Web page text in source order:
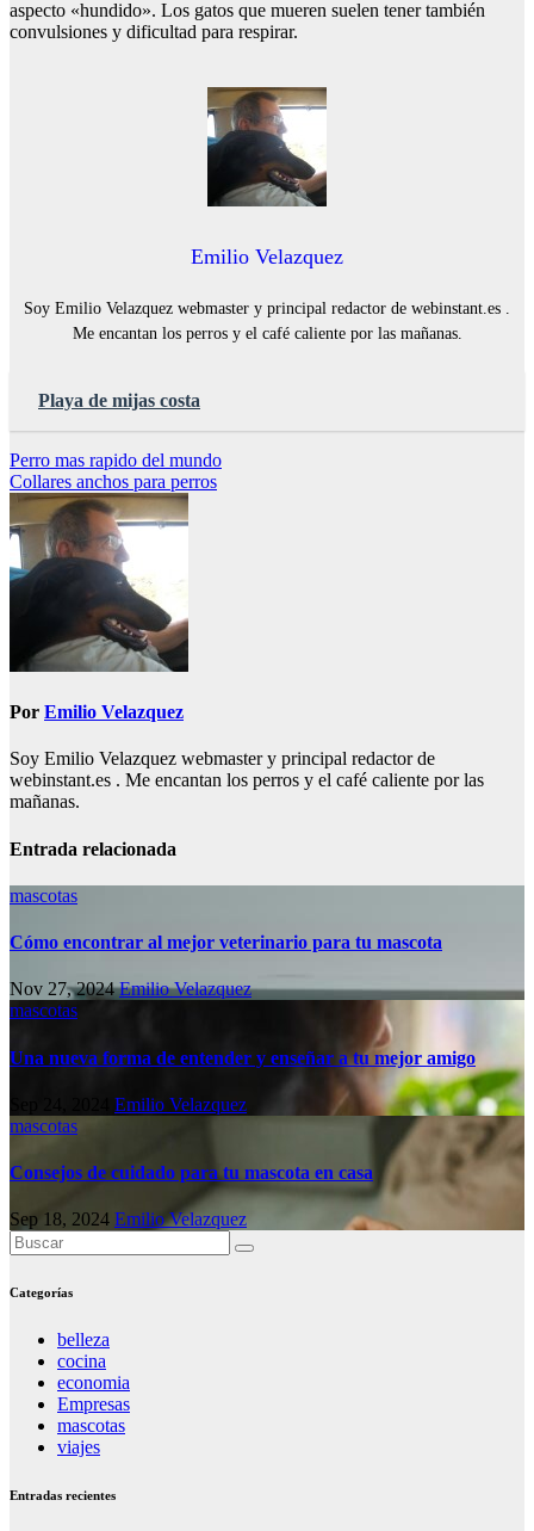
aspecto «hundido». Los gatos que mueren suelen tener también
convulsiones y dificultad para respirar.
Emilio Velazquez
Soy Emilio Velazquez webmaster y principal redactor de webinstant.es .
Me encantan los perros y el café caliente por las mañanas.
Playa de mijas costa
Navegación
de
entradas
Perro mas rapido del mundo
Collares anchos para perros
Por Emilio Velazquez
Soy Emilio Velazquez webmaster y principal redactor de
webinstant.es . Me encantan los perros y el café caliente por las
mañanas.
Entrada relacionada
mascotas
Cómo encontrar al mejor veterinario para tu mascota
Nov 27, 2024Emilio Velazquez
mascotas
Una nueva forma de entender y enseñar a tu mejor amigo
Emilio Velazquez
mascotas
Consejos de cuidado para tu mascota en casa
Sep 18, 2024 Emilio Velazquez
Categorías
belleza
cocina
economia
Empresas
mascotas
viajes
Entradas recientes